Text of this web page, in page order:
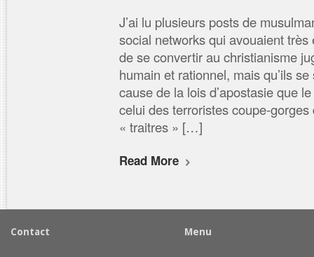
J’ai lu plusieurs posts de
social networks qui avouaient
de se convertir au christianisme
humain et rationnel, mais qu’ils
cause de la lois d’apostasie que
celui des terroristes coupe-
« traitres » […]
Read More
Contact Menu